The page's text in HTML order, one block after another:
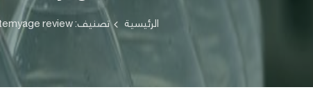
الرئيسية تصنيف: datemyage review